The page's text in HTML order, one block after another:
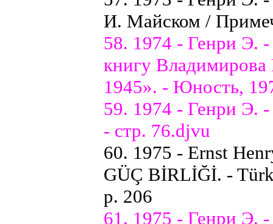
И. Майском /
58. 1974 - Генри Э.
книгу
1945». - Юность,
59. 1974 - Генри Э.
- стр. 76.djvu
60. 1975 - Ernst
GÜÇ BİRLİĞİ. -
p. 206
61. 1975 - Генри Э.